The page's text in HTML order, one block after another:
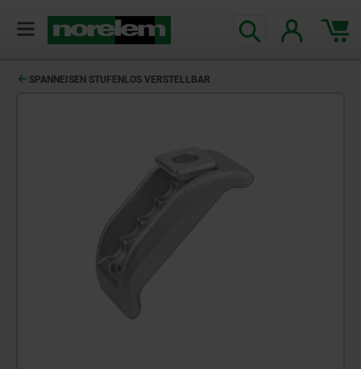
SPANNEISEN STUFENLOS VERSTELLBAR